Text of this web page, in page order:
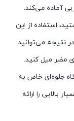
آماده می‌کند.
استفاده از این
نتیجه می‌توانید
مضر میل کنید.
جلوه‌ای خاص به
بالایی را ارائه